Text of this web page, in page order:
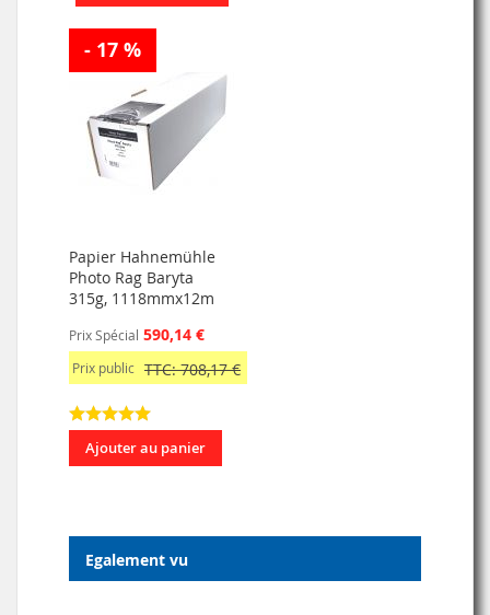
- 17 %
Papier Hahnemühle
Photo Rag Baryta
315g, 1118mmx12m
Prix Spécial 590,14 €
Prix public TTC: 708,17 €
Ajouter au panier
Egalement vu